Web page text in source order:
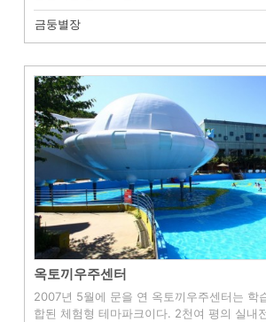
금둥별장
옥토끼우주센터
2007년 5월에 문을 연 옥토끼우주센터는 학
합된 체험형 테마파크이다. 2천여 평의 실내